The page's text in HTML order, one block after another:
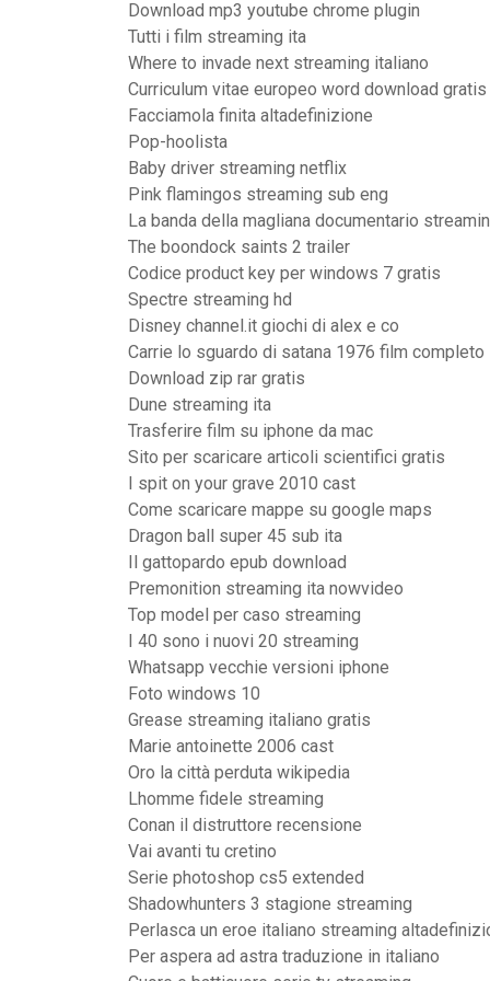
Download mp3 youtube chrome plugin
Tutti i film streaming ita
Where to invade next streaming italiano
Curriculum vitae europeo word download gratis
Facciamola finita altadefinizione
Pop-hoolista
Baby driver streaming netflix
Pink flamingos streaming sub eng
La banda della magliana documentario
The boondock saints 2 trailer
Codice product key per windows 7 gratis
Spectre streaming hd
Disney channel.it giochi di alex e co
Carrie lo sguardo di satana 1976 film completo
Download zip rar gratis
Dune streaming ita
Trasferire film su iphone da mac
Sito per scaricare articoli scientifici gratis
I spit on your grave 2010 cast
Come scaricare mappe su google maps
Dragon ball super 45 sub ita
Il gattopardo epub download
Premonition streaming ita nowvideo
Top model per caso streaming
I 40 sono i nuovi 20 streaming
Whatsapp vecchie versioni iphone
Foto windows 10
Grease streaming italiano gratis
Marie antoinette 2006 cast
Oro la città perduta wikipedia
Lhomme fidele streaming
Conan il distruttore recensione
Vai avanti tu cretino
Serie photoshop cs5 extended
Shadowhunters 3 stagione streaming
Perlasca un eroe italiano streaming
Per aspera ad astra traduzione in italiano